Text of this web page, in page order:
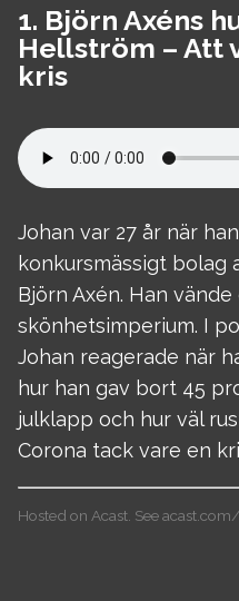
1. Björn Axéns
Hellström – Att
kris
Johan var 27 år när
konkursmässigt bolag
Björn Axén. Han
skönhetsimperium. I
Johan reagerade när
hur han gav bort 45
julklapp och hur väl
Corona tack vare en
Hosted on Acast. See